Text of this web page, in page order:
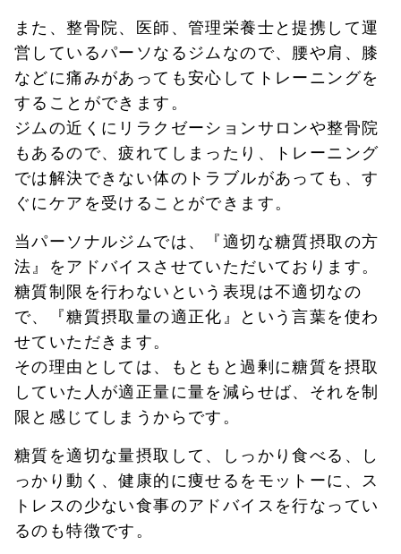
また、整骨院、医師、管理栄養士と提携して運
営しているパーソなるジムなので、腰や肩、膝
などに痛みがあっても安心してトレーニングを
することができます。
ジムの近くにリラクゼーションサロンや整骨院
もあるので、疲れてしまったり、トレーニング
では解決できない体のトラブルがあっても、す
ぐにケアを受けることができます。
当パーソナルジムでは、『適切な糖質摂取の方
法』をアドバイスさせていただいております。
糖質制限を行わないという表現は不適切なの
で、『糖質摂取量の適正化』という言葉を使わ
せていただきます。
その理由としては、もともと過剰に糖質を摂取
していた人が適正量に量を減らせば、それを制
限と感じてしまうからです。
糖質を適切な量摂取して、しっかり食べる、し
っかり動く、健康的に痩せるをモットーに、ス
トレスの少ない食事のアドバイスを行なってい
るのも特徴です。